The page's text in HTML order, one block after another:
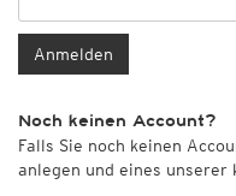
Anmelden
Noch keinen Account?
Falls Sie noch keinen
anlegen und eines unserer